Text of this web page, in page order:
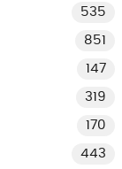
535
851
147
319
170
443